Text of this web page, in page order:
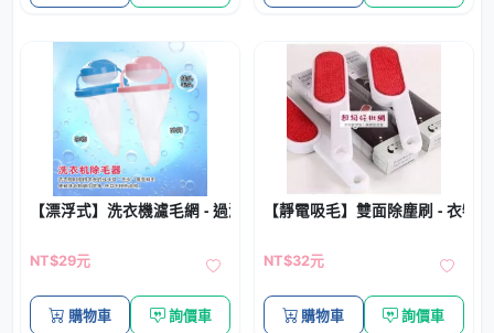
【漂浮式】洗衣機濾毛網 - 過濾除毛洗衣球
NT$29元
購物車 詢價車
【靜電吸毛】雙面除塵刷 - 衣物
NT$32元
購物車 詢價車